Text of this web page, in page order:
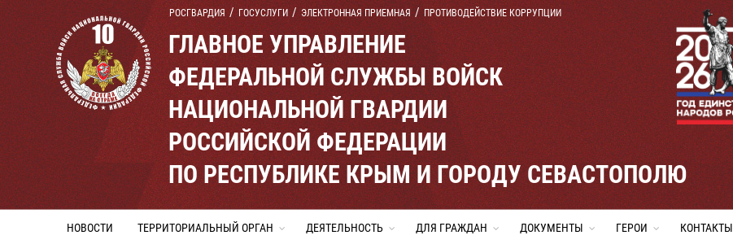
РОСГВАРДИЯ ГОСУСЛУГИ ЭЛЕКТРОННАЯ ПРИЕМНАЯ ПРОТИВОДЕЙСТВИЕ КОРРУПЦИИ
ГЛАВНОЕ УПРАВЛЕНИЕ
ФЕДЕРАЛЬНОЙ СЛУЖБЫ ВОЙСК
НАЦИОНАЛЬНОЙ ГВАРДИИ
РОССИЙСКОЙ ФЕДЕРАЦИИ
ПО РЕСПУБЛИКЕ КРЫМ И ГОРОДУ СЕВАСТОПОЛЮ
НОВОСТИ ТЕРРИТОРИАЛЬНЫЙ ОРГАН ДЕЯТЕЛЬНОСТЬ ДЛЯ ГРАЖДАН ДОКУМЕНТЫ ГЕРОИ КОНТАКТЫ